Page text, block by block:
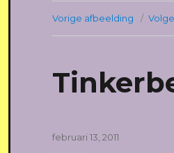
Vorige afbeelding
Geplaatst
februari 13, 2011